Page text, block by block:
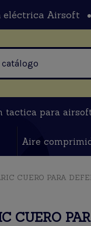
eléctrica Airsoft
tactica para
Aire
CUERO PARA
CUERO